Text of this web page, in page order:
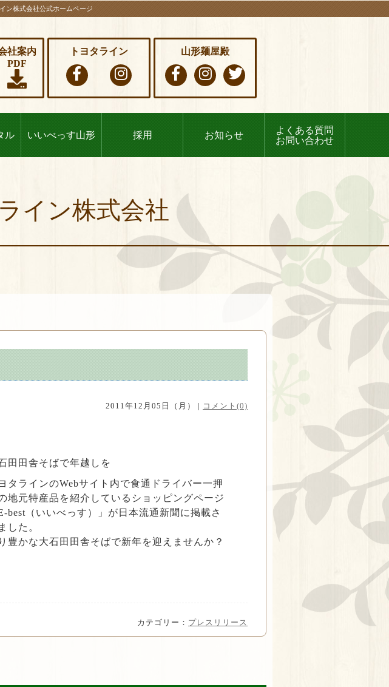
ン株式会社公式ホームページ
社案内
PDF
トヨタライン 山形麺屋殿
ル いいべっす山形 採用 お知らせ
よくある質問
お問い合わせ
イン株式会社
2011年12月05日（月） | コメント(0)
田田舎そばで年越しを
タラインのWebサイト内で食通ドライバー一押
地元特産品を紹介しているショッピングページ
E-best（いいべっす）」が日本流通新聞に掲載さ
した。
豊かな大石田田舎そばで新年を迎えませんか？
カテゴリー： プレスリリース